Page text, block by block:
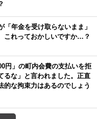
「年金を受け取らないまま」
これっておかしいですか…？
円」の町内会費の支払いを拒
るな」と言われました。正直
的な拘束力はあるのでしょう